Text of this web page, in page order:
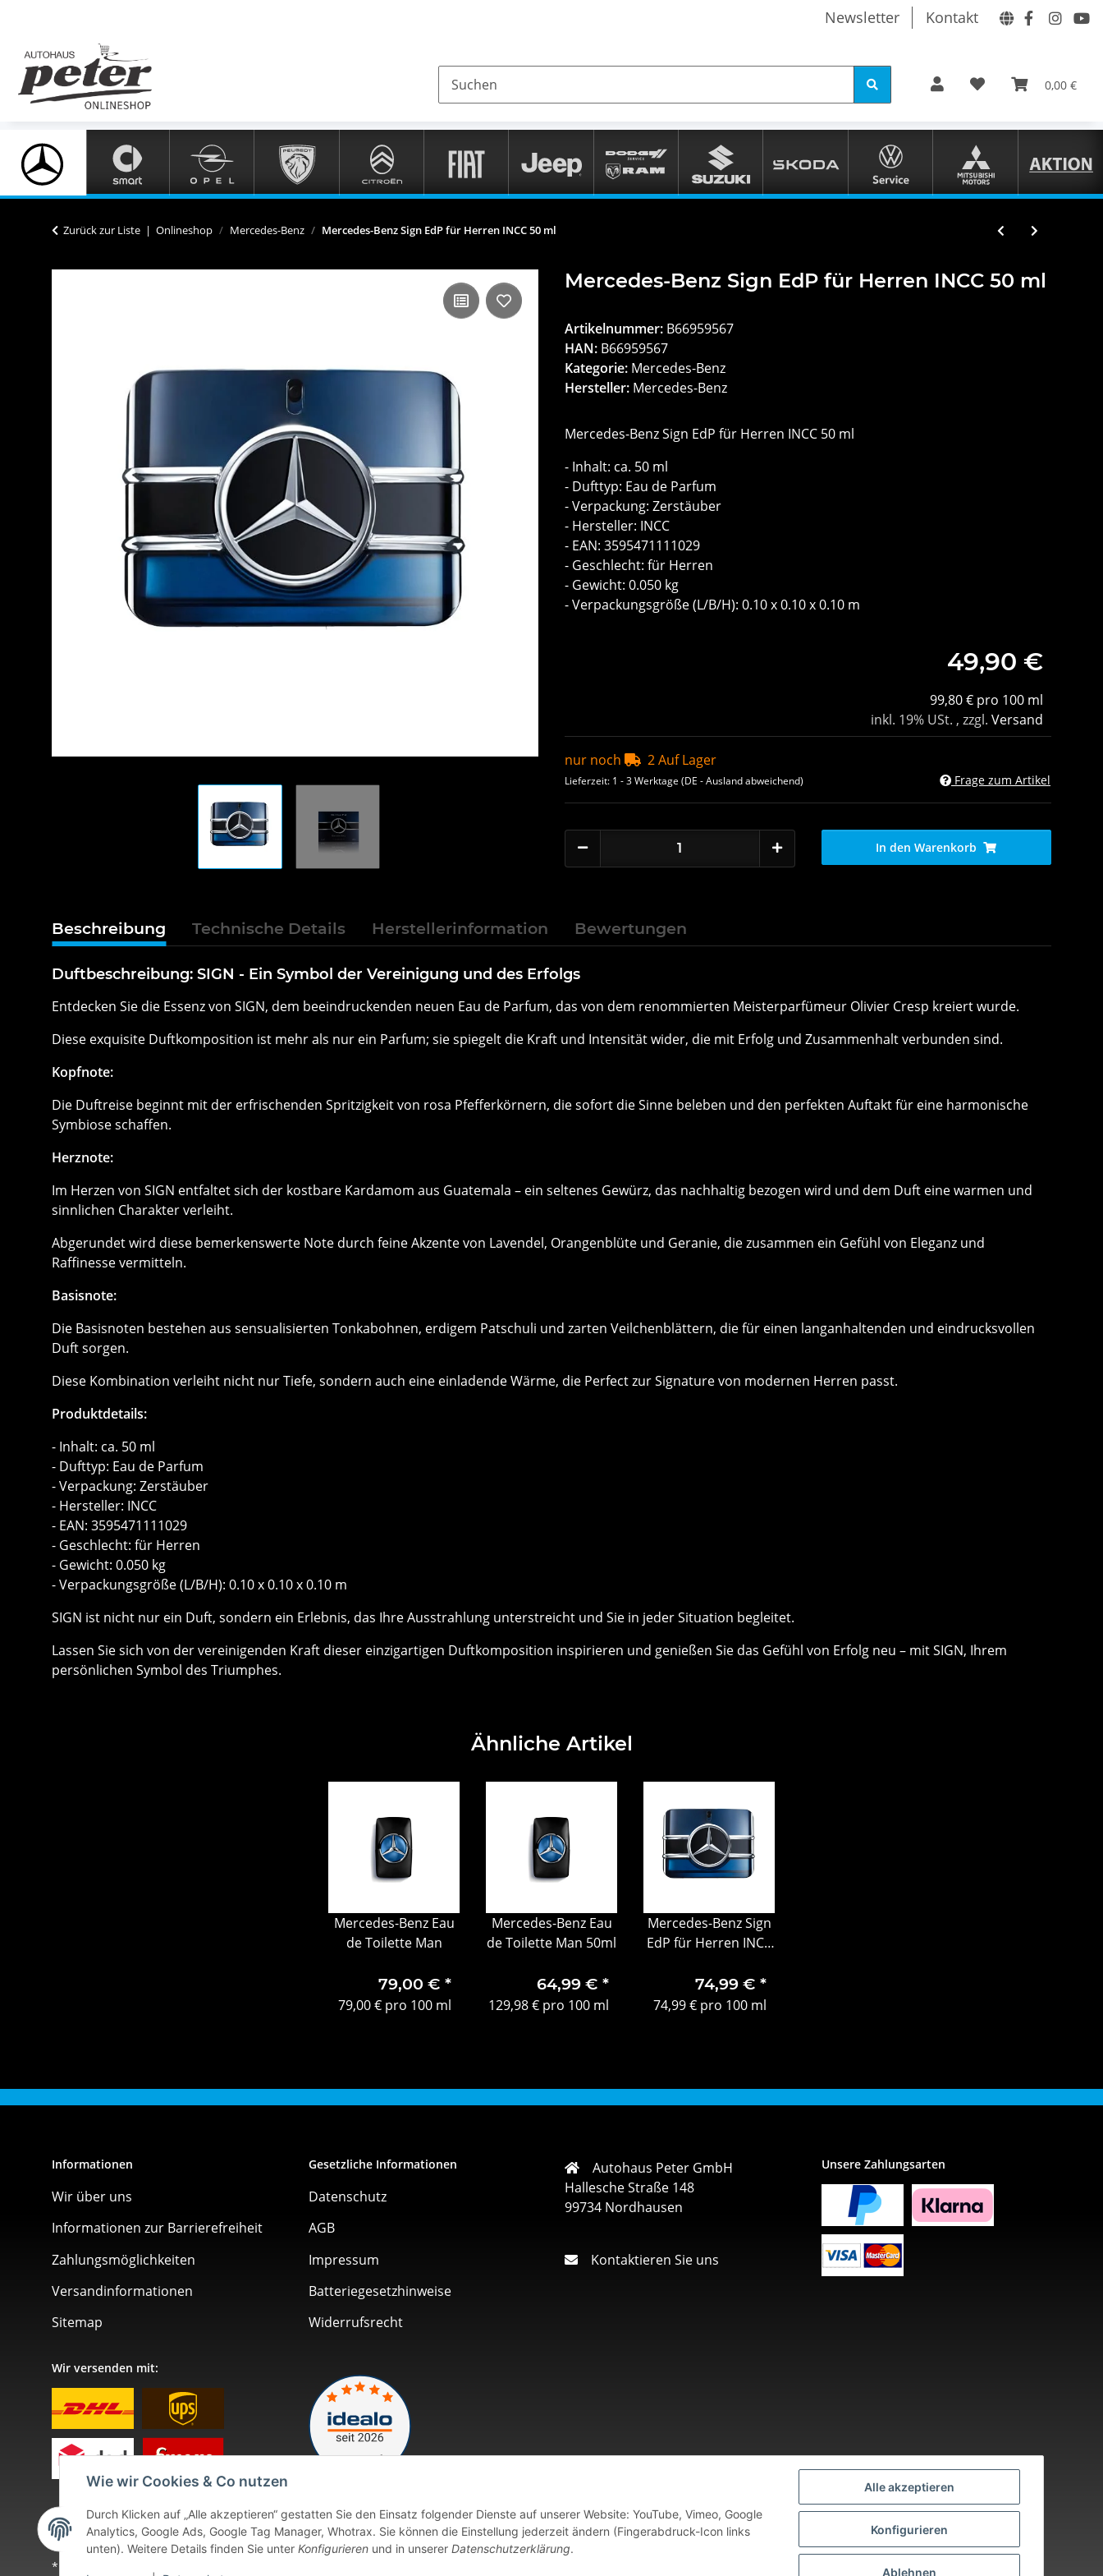
Alle akzeptieren
Konfigurieren
Ablehnen
Wie wir Cookies & Co nutzen
Durch Klicken auf „Alle akzeptieren“ gestatten Sie den Einsatz folgender Dienste auf unserer Website: YouTube, Vimeo, Google
Analytics, Google Ads, Google Tag Manager, Whotrax. Sie können die Einstellung jederzeit ändern (Fingerabdruck-Icon links
unten). Weitere Details finden Sie unter Konfigurieren und in unserer Datenschutzerklärung.
Newsletter Kontakt
0,00 €
Zurück zur Liste Onlineshop Mercedes-Benz Mercedes-Benz Sign EdP für Herren INCC 50 ml
Mercedes-Benz Sign EdP für Herren INCC 50 ml
Artikelnummer: B66959567
HAN: B66959567
Kategorie: Mercedes-Benz
Hersteller: Mercedes-Benz
Mercedes-Benz Sign EdP für Herren INCC 50 ml
- Inhalt: ca. 50 ml
- Dufttyp: Eau de Parfum
- Verpackung: Zerstäuber
- Hersteller: INCC
- EAN: 3595471111029
- Geschlecht: für Herren
- Gewicht: 0.050 kg
- Verpackungsgröße (L/B/H): 0.10 x 0.10 x 0.10 m
49,90 €
99,80 € pro 100 ml
inkl. 19% USt. , zzgl. Versand
nur noch 2 Auf Lager
Lieferzeit: 1 - 3 Werktage (DE - Ausland abweichend) Frage zum Artikel
In den Warenkorb
Beschreibung Technische Details Herstellerinformation Bewertungen
Duftbeschreibung: SIGN - Ein Symbol der Vereinigung und des Erfolgs
Entdecken Sie die Essenz von SIGN, dem beeindruckenden neuen Eau de Parfum, das von dem renommierten Meisterparfümeur Olivier Cresp kreiert wurde.
Diese exquisite Duftkomposition ist mehr als nur ein Parfum; sie spiegelt die Kraft und Intensität wider, die mit Erfolg und Zusammenhalt verbunden sind.
Kopfnote:
Die Duftreise beginnt mit der erfrischenden Spritzigkeit von rosa Pfefferkörnern, die sofort die Sinne beleben und den perfekten Auftakt für eine harmonische
Symbiose schaffen.
Herznote:
Im Herzen von SIGN entfaltet sich der kostbare Kardamom aus Guatemala – ein seltenes Gewürz, das nachhaltig bezogen wird und dem Duft eine warmen und
sinnlichen Charakter verleiht.
Abgerundet wird diese bemerkenswerte Note durch feine Akzente von Lavendel, Orangenblüte und Geranie, die zusammen ein Gefühl von Eleganz und
Raffinesse vermitteln.
Basisnote:
Die Basisnoten bestehen aus sensualisierten Tonkabohnen, erdigem Patschuli und zarten Veilchenblättern, die für einen langanhaltenden und eindrucksvollen
Duft sorgen.
Diese Kombination verleiht nicht nur Tiefe, sondern auch eine einladende Wärme, die Perfect zur Signature von modernen Herren passt.
Produktdetails:
- Inhalt: ca. 50 ml
- Dufttyp: Eau de Parfum
- Verpackung: Zerstäuber
- Hersteller: INCC
- EAN: 3595471111029
- Geschlecht: für Herren
- Gewicht: 0.050 kg
- Verpackungsgröße (L/B/H): 0.10 x 0.10 x 0.10 m
SIGN ist nicht nur ein Duft, sondern ein Erlebnis, das Ihre Ausstrahlung unterstreicht und Sie in jeder Situation begleitet.
Lassen Sie sich von der vereinigenden Kraft dieser einzigartigen Duftkomposition inspirieren und genießen Sie das Gefühl von Erfolg neu – mit SIGN, Ihrem
persönlichen Symbol des Triumphes.
Ähnliche Artikel
Mercedes-Benz Eau
de Toilette Man
79,00 € *
79,00 € pro 100 ml
Mercedes-Benz Eau
de Toilette Man 50ml
64,99 € *
129,98 € pro 100 ml
Mercedes-Benz Sign
EdP für Herren INCC
74,99 € *
74,99 € pro 100 ml
Informationen
Wir über uns
Informationen zur Barrierefreiheit
Zahlungsmöglichkeiten
Versandinformationen
Sitemap
Gesetzliche Informationen
Datenschutz
AGB
Impressum
Batteriegesetzhinweise
Widerrufsrecht
Autohaus Peter GmbH
Hallesche Straße 148
99734 Nordhausen
Kontaktieren Sie uns
Unsere Zahlungsarten
Wir versenden mit:
Vertrag widerrufen
* Alle Preise inkl. gesetzlicher USt., zzgl.